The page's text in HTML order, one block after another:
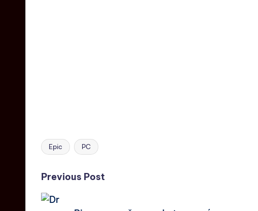
Epic PC
Previous Post